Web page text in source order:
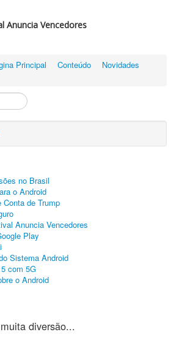
Anuncia Vencedores
Principal Conteúdo
Novidades
no Brasil
o Android
Conta de Trump
Anuncia Vencedores
Play
Sistema Android
com 5G
o Android
diversão...